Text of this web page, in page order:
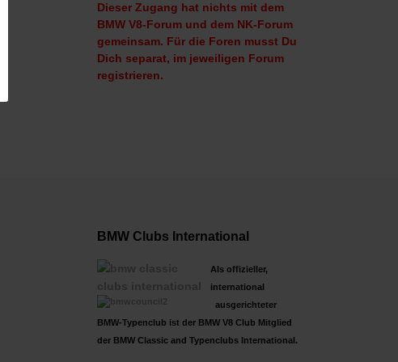
Dieser Zugang hat nichts mit dem
BMW V8-Forum und dem NK-Forum
gemeinsam. Für die Foren musst Du
Dich separat, im jeweiligen Forum
registrieren.
BMW Clubs International
Als offizieller,
international
ausgerichteter
BMW-Typenclub ist der BMW V8 Club Mitglied
der BMW Classic and Typenclubs International.